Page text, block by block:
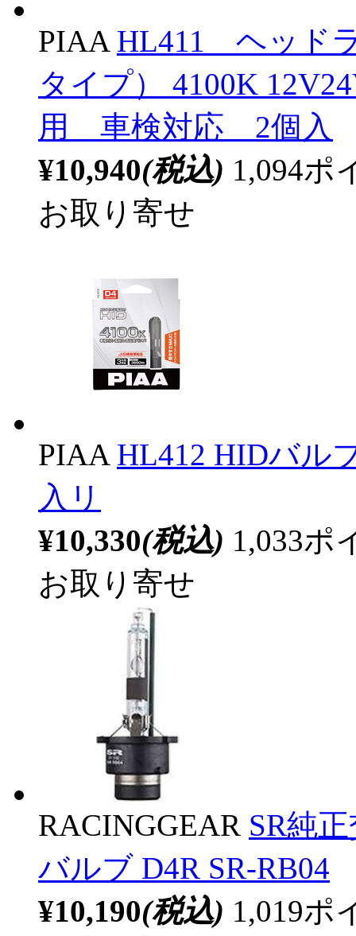
PIAA HL411 ヘッド
タイプ） 4100K
用 車検対応 2個入
¥10,940(税込) 1,094ポ
お取り寄せ
PIAA HL412 HIDバル
入リ
¥10,330(税込) 1,033ポ
お取り寄せ
RACINGGEAR SR純
バルブ D4R SR-RB04
¥10,190(税込) 1,019ポ